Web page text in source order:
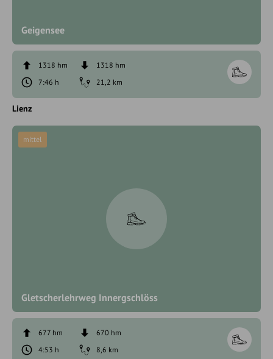
Geigensee
1318 hm
1318 hm
7:46 h
21,2 km
Lienz
Gletscherlehrweg Innergschlöss
mittel
677 hm
670 hm
4:53 h
8,6 km